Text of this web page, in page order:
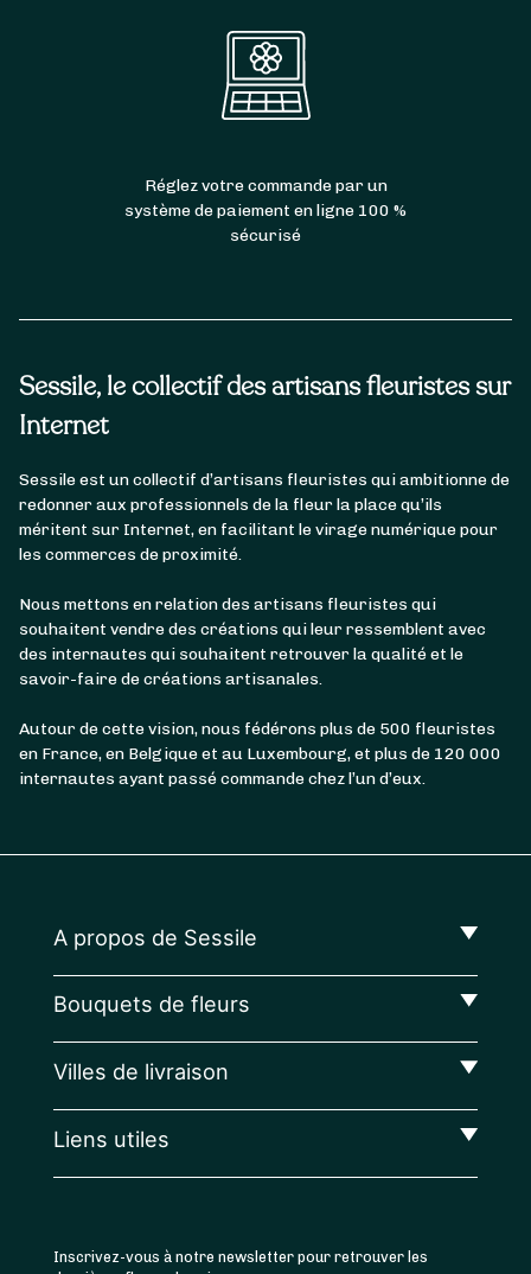
Sessile, le collectif des artisans fleuristes sur
Internet
Sessile est un collectif d’artisans fleuristes qui ambitionne de
redonner aux professionnels de la fleur la place qu’ils
méritent sur Internet, en facilitant le virage numérique pour
les commerces de proximité.
Nous mettons en relation des artisans fleuristes qui
souhaitent vendre des créations qui leur ressemblent avec
des internautes qui souhaitent retrouver la qualité et le
savoir-faire de créations artisanales.
Autour de cette vision, nous fédérons plus de 500 fleuristes
en France, en Belgique et au Luxembourg, et plus de 120 000
internautes ayant passé commande chez l’un d’eux.
Réglez votre commande par un
système de paiement en ligne 100 %
sécurisé
A propos de Sessile
Bouquets de fleurs
Villes de livraison
Liens utiles
Inscrivez-vous à notre newsletter pour retrouver les